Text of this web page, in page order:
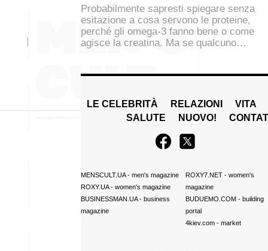
Probabilmente sapresti spiegare senza
esitazione a cosa servono le proteine,
perché gli omega-3 fanno bene o come
agisce la creatina. Ma se qualcuno…
LE CELEBRITÀ RELAZIONI
VITA
SALUTE
NUOVO!
MENSCULT.UA- men's magazine
ROXY.UA- women's magazine
BUSINESSMAN.UA- business
magazine
ROXY7.NET- women's
magazine
BUDUEMO.COM- building
portal
4kiev.com- market